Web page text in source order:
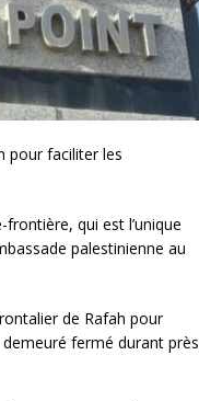
pour faciliter les
qui est l’unique
palestinienne au
de Rafah pour
fermé durant près